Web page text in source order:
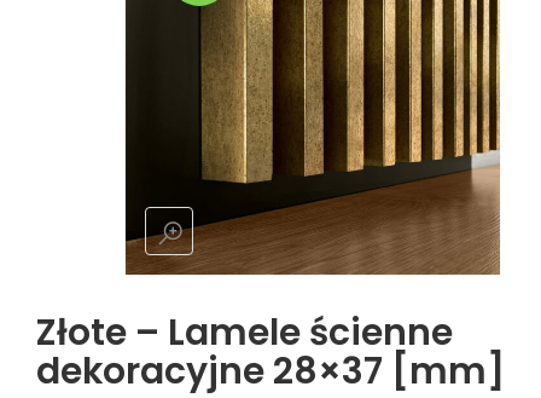
Złote – Lamele ścienne
dekoracyjne 28×37 [mm]